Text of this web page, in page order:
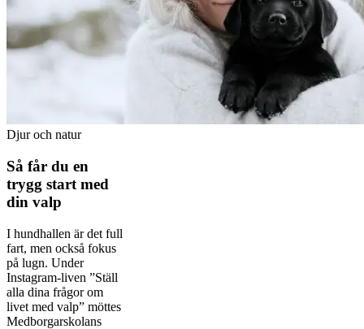
Djur och natur
Så får du en
trygg start med
din valp
I hundhallen är det full
fart, men också fokus
på lugn. Under
Instagram-liven ”Ställ
alla dina frågor om
livet med valp” möttes
Medborgarskolans